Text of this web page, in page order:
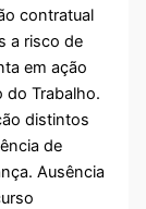
contratual
a risco de
em ação
do Trabalho.
distintos
de
Ausência